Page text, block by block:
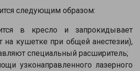
следующим образом:
в кресло и запрокидывает
на кушетке при общей анестезии),
специальный расширитель;
узконаправленного лазерного
проконсультируют Вас!
нет, спасибо